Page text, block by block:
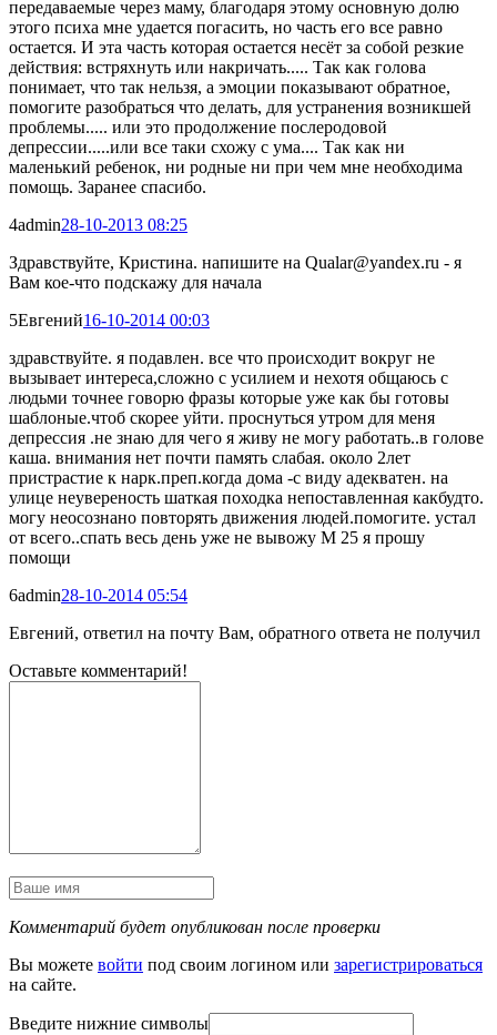
передаваемые через маму, благодаря этому основную долю
этого психа мне удается погасить, но часть его все равно
остается. И эта часть которая остается несёт за собой резкие
действия: встряхнуть или накричать..... Так как голова
понимает, что так нельзя, а эмоции показывают обратное,
помогите разобраться что делать, для устранения возникшей
проблемы..... или это продолжение послеродовой
депрессии.....или все таки схожу с ума.... Так как ни
маленький ребенок, ни родные ни при чем мне необходима
помощь. Заранее спасибо.
4admin28-10-2013 08:25
Здравствуйте, Кристина. напишите на Qualar@yandex.ru - я
Вам кое-что подскажу для начала
5Евгений16-10-2014 00:03
здравствуйте. я подавлен. все что происходит вокруг не
вызывает интереса,сложно с усилием и нехотя общаюсь с
людьми точнее говорю фразы которые уже как бы готовы
шаблоные.чтоб скорее уйти. проснуться утром для меня
депрессия .не знаю для чего я живу не могу работать..в голове
каша. внимания нет почти память слабая. около 2лет
пристрастие к нарк.преп.когда дома -с виду адекватен. на
улице неувереность шаткая походка непоставленная какбудто.
могу неосознано повторять движения людей.помогите. устал
от всего..спать весь день уже не вывожу М 25 я прошу
помощи
6admin28-10-2014 05:54
Евгений, ответил на почту Вам, обратного ответа не получил
Оставьте комментарий!
Комментарий будет опубликован после проверки
Вы можете войти под своим логином или зарегистрироваться
на сайте.
Введите нижние символы